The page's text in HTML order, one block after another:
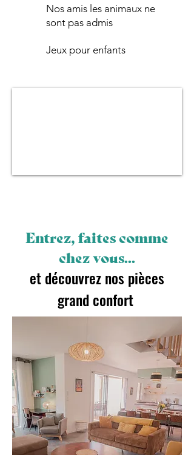
Nos amis les animaux ne
sont pas admis
Jeux pour enfants
Entrez, faites comme
chez vous...
et découvrez nos pièces
grand confort